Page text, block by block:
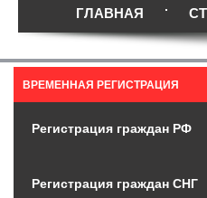
ГЛАВНАЯ
ВРЕМЕННАЯ РЕГИСТРАЦИЯ
Регистрация граждан РФ
Регистрация граждан СНГ